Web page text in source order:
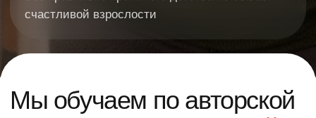
В Rybakov Playschool мы выстраиваем
единую образовательную среду, где детский
последовательными этапами развития
преемственности детского сада и школы
дети постепенно осваивают навыки